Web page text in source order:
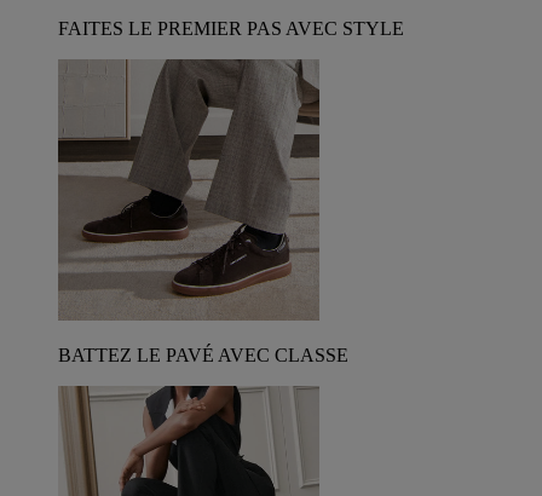
FAITES LE PREMIER PAS AVEC STYLE
BATTEZ LE PAVÉ AVEC CLASSE